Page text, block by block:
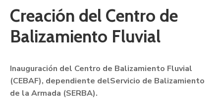
Creación del Centro de
Balizamiento Fluvial
Inauguración del Centro de Balizamiento Fluvial
(CEBAF), dependiente delServicio de Balizamiento
de la Armada (SERBA).